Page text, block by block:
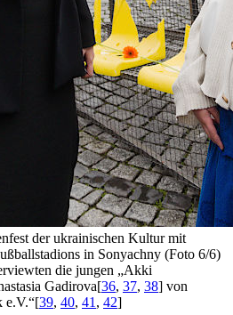
der ukrainischen Kultur mit
in Sonyachny (Foto 6/6)
die jungen „Akki
Gadirova[36, 37, 38] von
e.V.“[39, 40, 41 , 42]